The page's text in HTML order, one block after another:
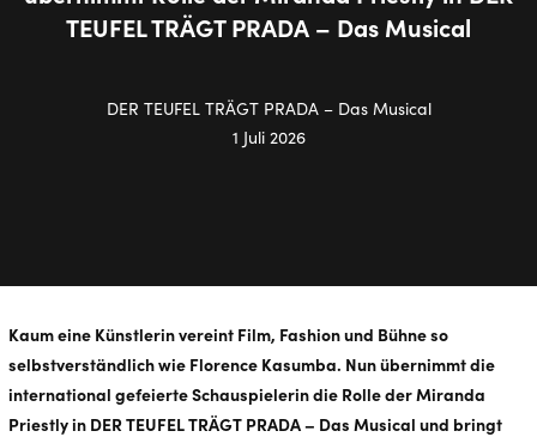
TEUFEL TRÄGT PRADA – Das Musical
DER TEUFEL TRÄGT PRADA – Das Musical
1 Juli 2026
Kaum eine Künstlerin vereint Film, Fashion und Bühne so
selbstverständlich wie Florence Kasumba. Nun übernimmt die
international gefeierte Schauspielerin die Rolle der Miranda
Priestly in DER TEUFEL TRÄGT PRADA – Das Musical und bringt